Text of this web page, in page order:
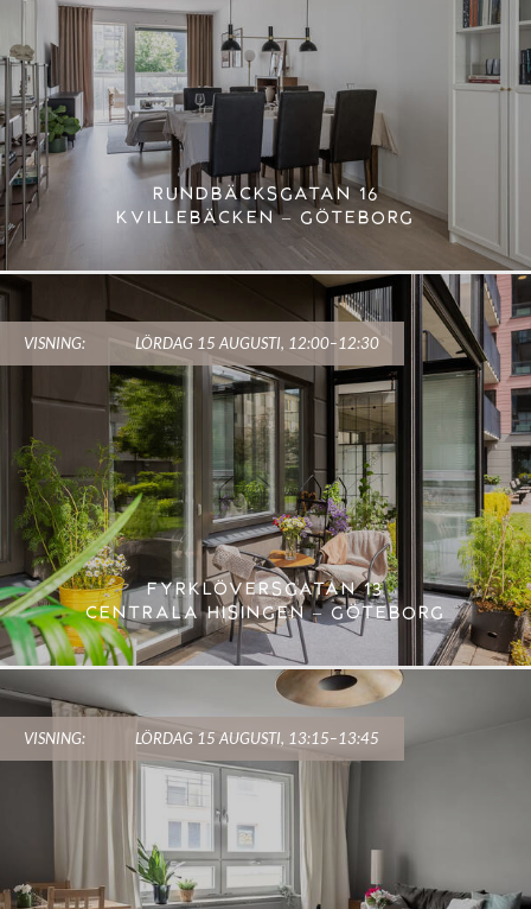
RUNDBÄCKSGATAN 16
KVILLEBÄCKEN – GÖTEBORG
VISNING: LÖRDAG 15 AUGUSTI, 12:00–12:30
FYRKLÖVERSGATAN 13
CENTRALA HISINGEN – GÖTEBORG
VISNING: LÖRDAG 15 AUGUSTI, 13:15–13:45